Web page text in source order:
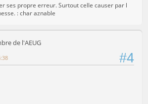
ses propre erreur. Surtout celle causer par l
: char aznable
de l'AEUG
#4